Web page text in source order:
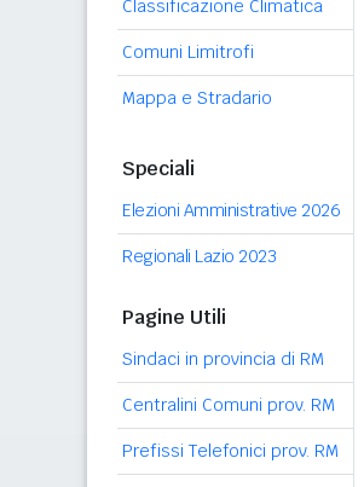
Classificazione Climatica
Comuni Limitrofi
Mappa e Stradario
Speciali
Elezioni Amministrative 2026
Regionali Lazio 2023
Pagine Utili
Sindaci in provincia di RM
Centralini Comuni prov. RM
Prefissi Telefonici prov. RM